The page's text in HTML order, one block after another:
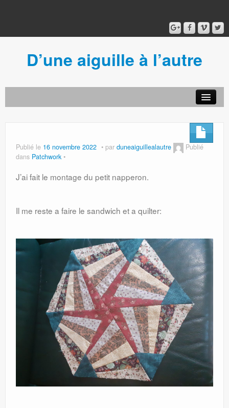
D’une aiguille à l’autre
Publié le 16 novembre 2022 par duneaiguillealautre
Publié
dans Patchwork
J’ai fait le montage du petit napperon.
Il me reste a faire le sandwich et a quilter: